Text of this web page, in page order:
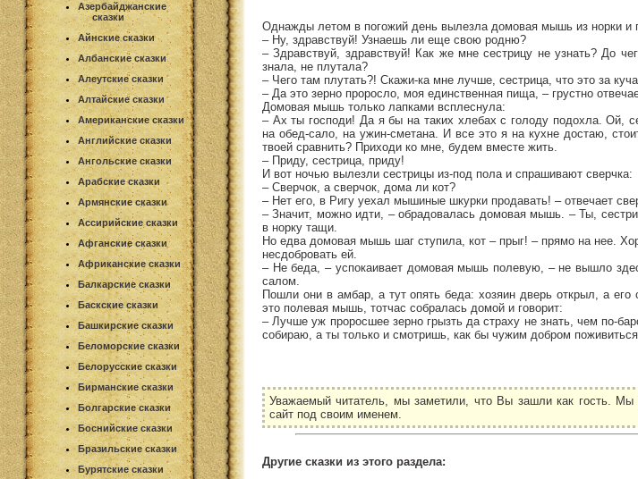
Азербайджанские
сказки
Айнские сказки
Албанские сказки
Алеутские сказки
Алтайские сказки
Американские сказки
Английские сказки
Ангольские сказки
Арабские сказки
Армянские сказки
Ассирийские сказки
Афганские сказки
Африканские сказки
Балкарские сказки
Баскские сказки
Башкирские сказки
Беломорские сказки
Белорусские сказки
Бирманские сказки
Болгарские сказки
Боснийские сказки
Бразильские сказки
Бурятские сказки
Однажды летом в погожий день вылезла домовая мышь из норки и
– Ну, здравствуй! Узнаешь ли еще свою родню?
– Здравствуй, здравствуй! Как же мне сестрицу не узнать? До
знала, не плутала?
– Чего там плутать?! Скажи-ка мне лучше, сестрица, что это за
– Да это зерно проросло, моя единственная пища, – грустно
Домовая мышь только лапками всплеснула:
– Ах ты господи! Да я бы на таких хлебах с голоду подохла. Ой,
на обед-сало, на ужин-сметана. И все это я на кухне достаю,
твоей сравнить? Приходи ко мне, будем вместе жить.
– Приду, сестрица, приду!
И вот ночью вылезли сестрицы из-под пола и спрашивают сверчка:
– Сверчок, а сверчок, дома ли кот?
– Нет его, в Ригу уехал мышиные шкурки продавать! – отвечает
– Значит, можно идти, – обрадовалась домовая мышь. – Ты,
в норку тащи.
Но едва домовая мышь шаг ступила, кот – прыг! – прямо на нее.
несдобровать ей.
– Не беда, – успокаивает домовая мышь полевую, – не вышло
салом.
Пошли они в амбар, а тут опять беда: хозяин дверь открыл, а его
это полевая мышь, тотчас собралась домой и говорит:
– Лучше уж проросшее зерно грызть да страху не знать, чем по-
собираю, а ты только и смотришь, как бы чужим добром
Уважаемый читатель, мы заметили, что Вы зашли как гость. Мы
сайт под своим именем.
Другие сказки из этого раздела: